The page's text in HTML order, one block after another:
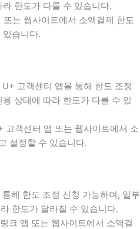
한도가 다를 수 있습니다.
또는 웹사이트에서 소액결제 한도
있습니다.
고객센터 앱을 통해 한도 조정
상태에 따라 한도가 다를 수 있
고객센터 앱 또는 웹사이트에서 소
설정할 수 있습니다.
해 한도 조정 신청 가능하며, 일부
한도가 달라질 수 있습니다.
크 앱 또는 웹사이트에서 소액결